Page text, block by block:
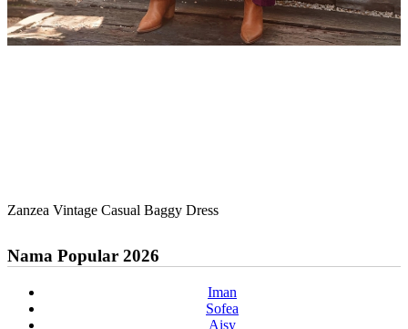
Zanzea Vintage Casual Baggy Dress
Nama Popular 2026
Iman
Sofea
Aisy